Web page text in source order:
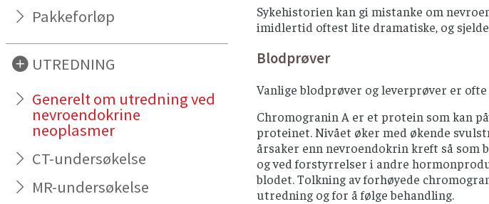
Pakkeforløp
UTREDNING
Generelt om utredning ved
nevroendokrine
neoplasmer
CT-undersøkelse
MR-undersøkelse
Sykehistorien kan gi mistanke om
imidlertid oftest lite dramatiske, og
Blodprøver
Vanlige blodprøver og leverprøver er
Chromogranin A er et protein som kan
proteinet. Nivået øker med økende
årsaker enn nevroendokrin kreft så som
og ved forstyrrelser i andre
blodet. Tolkning av forhøyede
utredning og for å følge behandling.